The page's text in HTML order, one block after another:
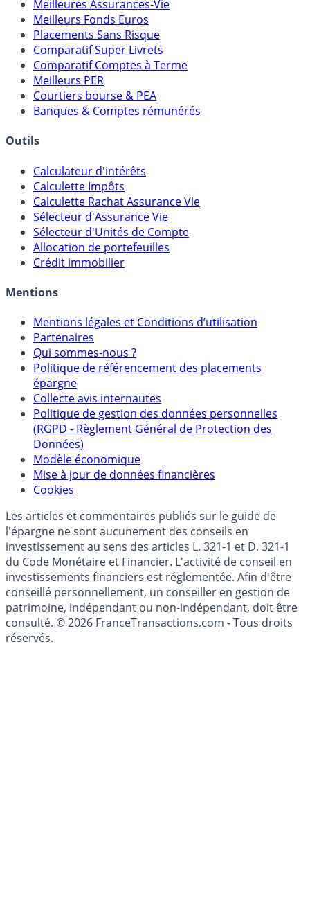
Meilleures Assurances-Vie
Meilleurs Fonds Euros
Placements Sans Risque
Comparatif Super Livrets
Comparatif Comptes à Terme
Meilleurs PER
Courtiers bourse & PEA
Calculateur d'intérêts
Calculette Impôts
Calculette Rachat Assurance Vie
Sélecteur d'Assurance Vie
Sélecteur d'Unités de Compte
Allocation de portefeuilles
Mentions légales et Conditions d’utilisation
Partenaires
Qui sommes-nous ?
Politique de référencement des placements
épargne
Collecte avis internautes
Politique de gestion des données personnelles
(RGPD - Règlement Général de Protection des
Données)
Modèle économique
Mise à jour de données financières
Cookies
Les articles et commentaires publiés sur le guide de
l'épargne ne sont aucunement des conseils en
investissement au sens des articles L. 321-1 et D. 321-1
du Code Monétaire et Financier. L'activité de conseil en
investissements financiers est réglementée. Afin d'être
conseillé personnellement, un conseiller en gestion de
patrimoine, indépendant ou non-indépendant, doit être
consulté. © 2026 FranceTransactions.com - Tous droits